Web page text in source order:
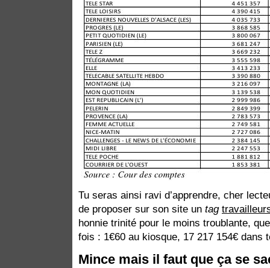
Tu seras ainsi ravi d’apprendre, cher
de proposer sur son site un tag
honnie trinité pour le moins troublante,
fois : 1€60 au kiosque, 17 217 154€ dans
Mince mais il faut que ça se